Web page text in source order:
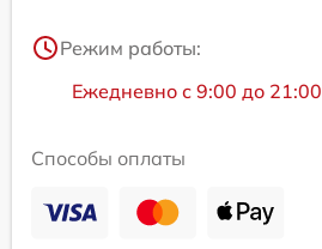
Режим работы:
Ежедневно с 9:00 до 21:00
Способы оплаты